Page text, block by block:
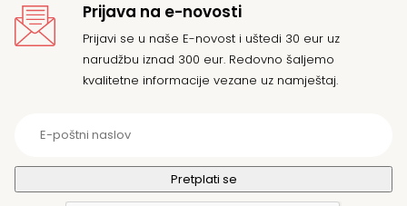
Prijava na e-novosti
Prijavi se u naše E-novost i uštedi 30 eur uz
narudžbu iznad 300 eur. Redovno šaljemo
kvalitetne informacije vezane uz namještaj.